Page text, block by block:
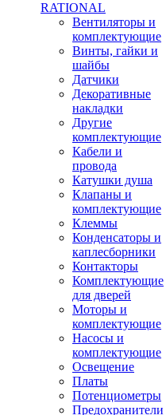
RATIONAL
Вентиляторы и
комплектующие
Винты, гайки и
шайбы
Датчики
Декоративные
накладки
Другие
комплектующие
Кабели и
провода
Катушки душа
Клапаны и
комплектующие
Клеммы
Конденсаторы и
каплесборники
Контакторы
Комплектующие
для дверей
Моторы и
комплектующие
Насосы и
комплектующие
Освещение
Платы
Потенциометры
Предохранители